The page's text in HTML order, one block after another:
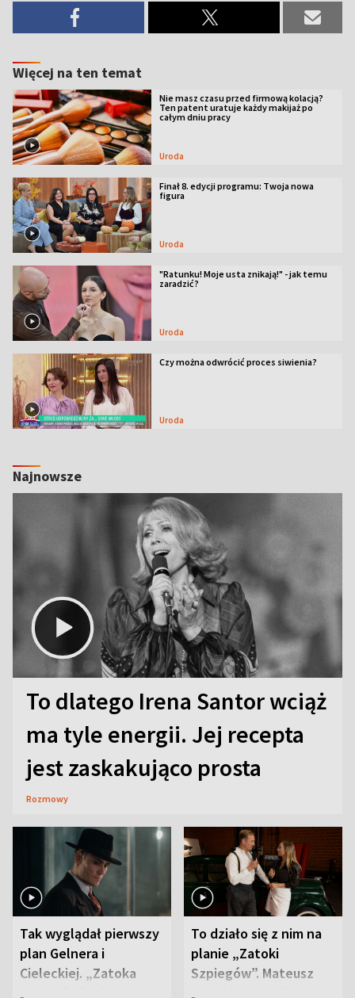
Więcej na ten temat
Nie masz czasu przed firmową kolacją?
Ten patent uratuje każdy makijaż po
całym dniu pracy
Uroda
Finał 8. edycji programu: Twoja nowa
figura
Uroda
"Ratunku! Moje usta znikają!" - jak temu
zaradzić?
Uroda
Czy można odwrócić proces siwienia?
Uroda
Najnowsze
To dlatego Irena Santor wciąż
ma tyle energii. Jej recepta
jest zaskakująco prosta
Rozmowy
Tak wyglądał pierwszy
plan Gelnera i
Cieleckiej. „Zatoka
szpiegów” od razu ich
To działo się z nim na
planie „Zatoki
Szpiegów”. Mateusz
Janicki odsłonił